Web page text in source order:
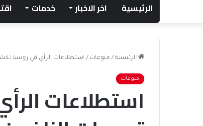
الرئيسية اخر الاخبار خدمات
الرئيسية / منوعات / استطلاعات الرأي في روسيا
منوعات
استطلاعات